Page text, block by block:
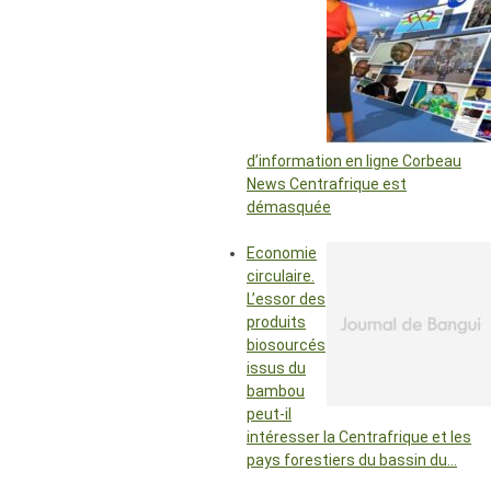
d’information en ligne Corbeau
News Centrafrique est
démasquée
Economie
circulaire.
L’essor des
produits
biosourcés
issus du
bambou
peut-il
intéresser la Centrafrique et les
pays forestiers du bassin du…